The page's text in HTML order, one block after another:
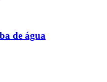
de água